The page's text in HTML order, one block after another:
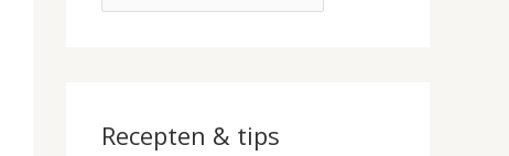
r
Recepten & tips